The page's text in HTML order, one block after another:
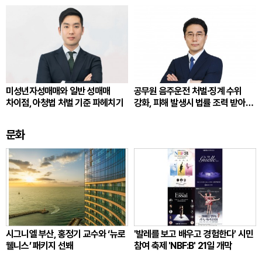
미성년자성매매와 일반 성매매
차이점, 아청법 처벌 기준 파헤치기
공무원 음주운전 처벌·징계 수위
강화, 피해 발생시 법률 조력 받아
문화
시그니엘 부산, 홍정기 교수와 ‘뉴로
웰니스’ 패키지 선봬
'발레를 보고 배우고 경험한다' 시민
참여 축제 'NBF:B' 21일 개막